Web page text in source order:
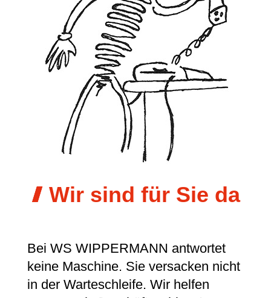
Wir sind für Sie da
Bei WS WIPPERMANN antwortet
keine Maschine. Sie versacken nicht
in der Warteschleife. Wir helfen